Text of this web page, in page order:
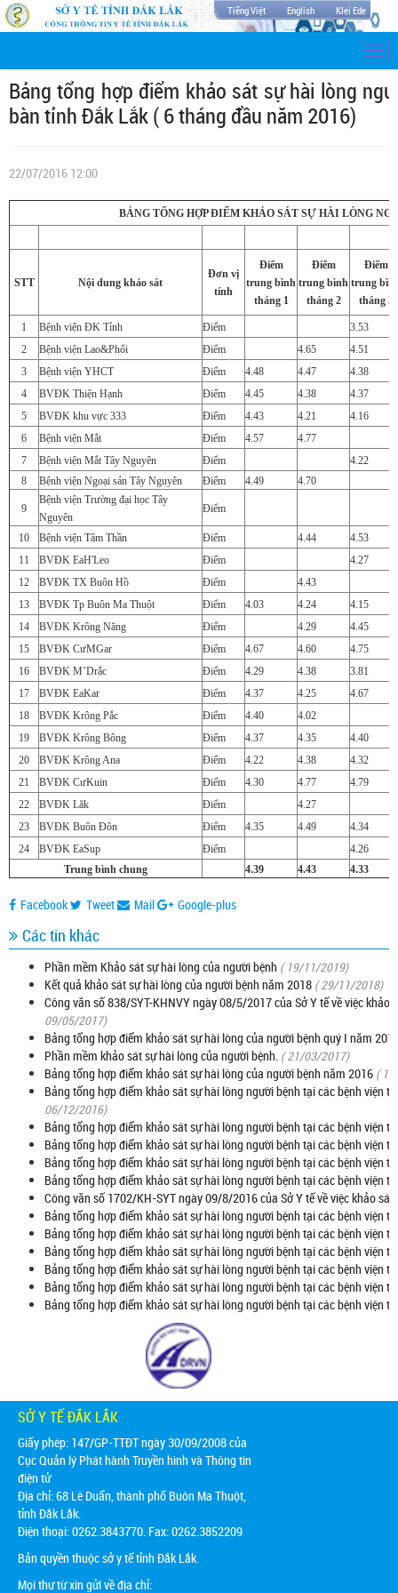
Tiếng Việt English Klei Ede
Bảng tổng hợp điểm khảo sát sự hài lòng
bàn tỉnh Đắk Lắk ( 6 tháng đầu năm 2016)
22/07/2016 12:00
BẢNG TỔNG HỢP ĐIỂM KHẢO SÁT SỰ HÀI LÒNG
STT Nội dung khảo sát
Đơn vị
tính
Điểm
trung bình
tháng 1
Điểm
trung bình
tháng 2
Điểm
trung
tháng 3
1 Bệnh viện ĐK Tỉnh Điểm
3.53
2
Bệnh viện Lao&Phổi Điểm 4.65
4.51
3
Bệnh viện YHCT Điểm 4.48 4.47
4.38
4
BVĐK Thiện Hạnh Điểm 4.45 4.38
4.37
5
BVĐK khu vực 333 Điểm 4.43 4.21
4.16
6
Bệnh viện Mắt Điểm 4.57
4.77
7
Bệnh viện Mắt Tây Nguyên Điểm
4.22
8
Bệnh viện Ngoại sản Tây Nguyên Điểm 4.49 4.70
9
Bệnh viện Trường đại học Tây
Nguyên
Điểm
10 Bệnh viện Tâm Thần Điểm 4.44
4.53
11
BVĐK EaH'Leo Điểm
4.27
12
BVĐK TX Buôn Hồ Điểm
4.43
13
BVĐK Tp Buôn Ma Thuột Điểm 4.03 4.24
4.15
14
BVĐK Krông Năng Điểm 4.29
4.45
15
BVĐK CưMGar Điểm 4.67 4.60
4.75
16
BVĐK M’Drắc Điểm 4.29 4.38
3.81
17
BVĐK EaKar Điểm 4.37 4.25
4.67
18
BVĐK Krông Pắc Điểm 4.40
4.02
19
BVĐK Krông Bông Điểm 4.37 4.35
4.40
20
BVĐK Krông Ana Điểm 4.22 4.38
4.32
21
BVĐK CưKuin Điểm 4.30 4.77
4.79
22
BVĐK Lăk Điểm
4.27
23
BVĐK Buôn Đôn Điểm 4.35 4.49
4.34
24
BVĐK EaSup Điểm
4.26
Trung bình chung
4.39 4.43 4.33
Facebook Tweet Mail Google-plus
Các tin khác
Phần mềm Khảo sát sự hài lòng của người bệnh ( 19/11/2019)
Kết quả khảo sát sự hài lòng của người bệnh năm 2018 ( 29/11/2018)
Công văn số 838/SYT-KHNVY ngày 08/5/2017 của Sở Y tế về việc
09/05/2017)
Bảng tổng hợp điểm khảo sát sự hài lòng của người bệnh quý I năm
Phần mềm khảo sát sự hài lòng của người bệnh. ( 21/03/2017)
Bảng tổng hợp điểm khảo sát sự hài lòng của người bệnh năm 2016 (
Bảng tổng hợp điểm khảo sát sự hài lòng người bệnh tại các bệnh viện
06/12/2016)
Bảng tổng hợp điểm khảo sát sự hài lòng người bệnh tại các bệnh viện
Bảng tổng hợp điểm khảo sát sự hài lòng người bệnh tại các bệnh viện
Bảng tổng hợp điểm khảo sát sự hài lòng người bệnh tại các bệnh viện
Bảng tổng hợp điểm khảo sát sự hài lòng người bệnh tại các bệnh viện
Công văn số 1702/KH-SYT ngày 09/8/2016 của Sở Y tế về việc khảo
Bảng tổng hợp điểm khảo sát sự hài lòng người bệnh tại các bệnh viện
Bảng tổng hợp điểm khảo sát sự hài lòng người bệnh tại các bệnh viện
Bảng tổng hợp điểm khảo sát sự hài lòng người bệnh tại các bệnh viện
Bảng tổng hợp điểm khảo sát sự hài lòng người bệnh tại các bệnh viện
Bảng tổng hợp điểm khảo sát sự hài lòng người bệnh tại các bệnh viện
Bảng tổng hợp điểm khảo sát sự hài lòng người bệnh tại các bệnh viện
SỞ Y TẾ ĐẮK LẮK
Giấy phép: 147/GP-TTĐT ngày 30/09/2008 của
Cục Quản lý Phát hành Truyền hình và Thông tin
điện tử
Địa chỉ:68 Lê Duẩn, thành phố Buôn Ma Thuột,
tỉnh Đắk Lắk.
Điện thoại: 0262.3843770. Fax: 0262.3852209
Bản quyền thuộc sở y tế tỉnh Đắk Lắk.
Mọi thư từ xin gửi về địa chỉ: